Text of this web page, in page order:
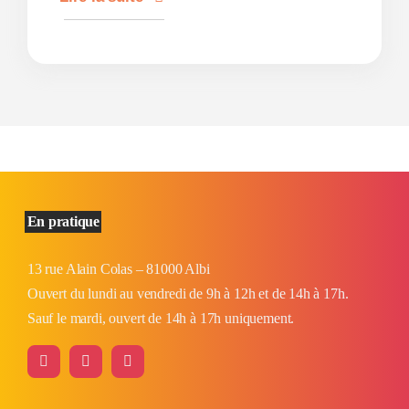
En pratique
13 rue Alain Colas – 81000 Albi
Ouvert du lundi au vendredi de 9h à 12h et de 14h à 17h.
Sauf le mardi, ouvert de 14h à 17h uniquement.